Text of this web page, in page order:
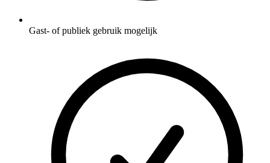
Gast- of publiek gebruik mogelijk